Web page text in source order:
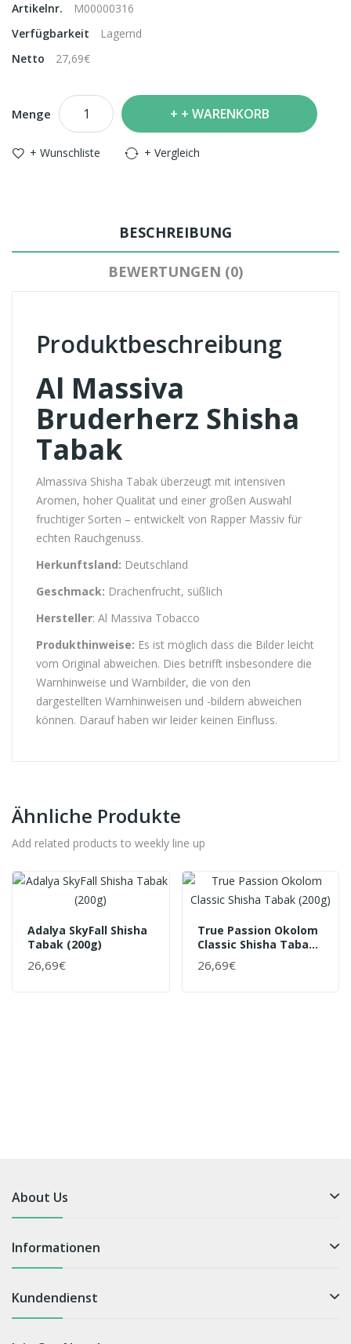
Artikelnr.
M00000316
Verfügbarkeit
Lagernd
Netto
27,69€
Menge + WARENKORB
+ Wunschliste + Vergleich
BESCHREIBUNG
BEWERTUNGEN (0)
Produktbeschreibung
Al Massiva
Bruderherz Shisha
Tabak
Almassiva Shisha Tabak überzeugt mit intensiven
Aromen, hoher Qualität und einer großen Auswahl
fruchtiger Sorten – entwickelt von Rapper Massiv für
echten Rauchgenuss.
Herkunftsland: Deutschland
Geschmack: Drachenfrucht, süßlich
Hersteller: Al Massiva Tobacco
Produkthinweise: Es ist möglich dass die Bilder leicht
vom Original abweichen. Dies betrifft insbesondere die
Warnhinweise und Warnbilder, die von den
dargestellten Warnhinweisen und -bildern abweichen
können. Darauf haben wir leider keinen Einfluss.
Ähnliche Produkte
Add related products to weekly line up
Adalya SkyFall Shisha
Tabak (200g)
26,69€
True Passion Okolom
Classic Shisha Tabak
(200g)
26,69€
About Us
Informationen
Kundendienst